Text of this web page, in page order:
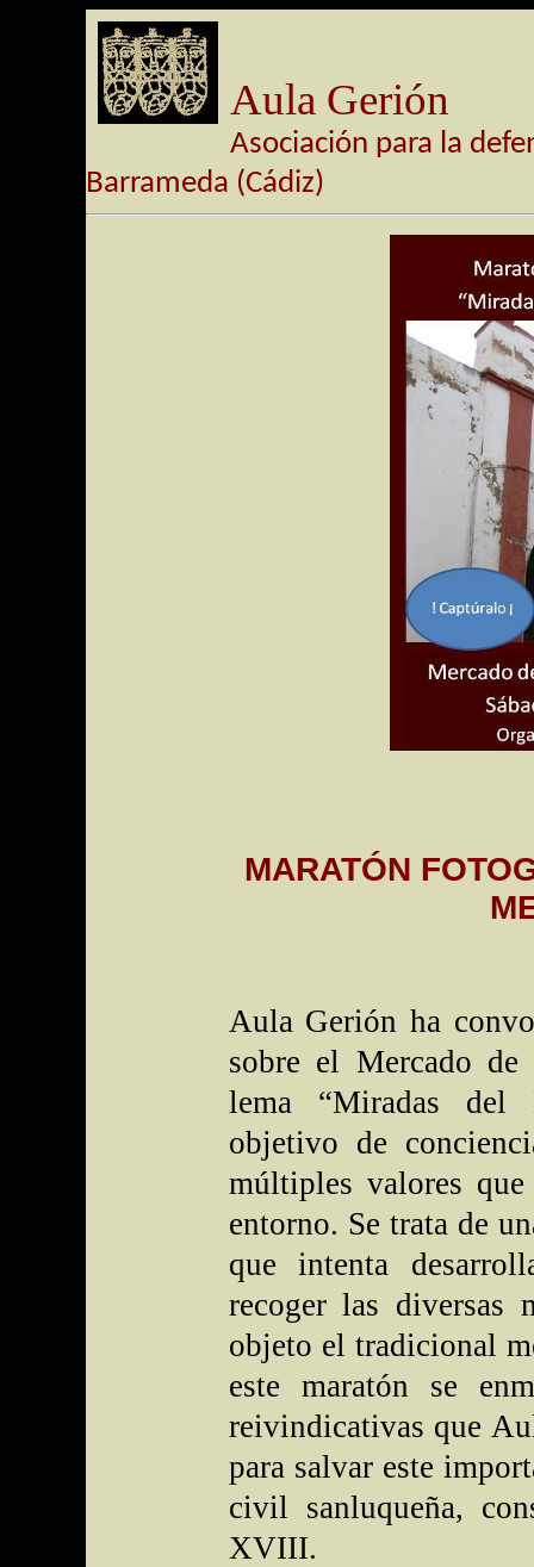
Aula Gerión
Asociación para la
Barrameda (Cádiz)
MARATÓN
Aula Gerión ha
sobre el Mercado
lema “Miradas del
objetivo de
múltiples valores
entorno. Se trata de
que intenta
recoger las diversas
objeto el tradicional
este maratón se
reivindicativas que
para salvar este
civil sanluqueña,
XVIII.